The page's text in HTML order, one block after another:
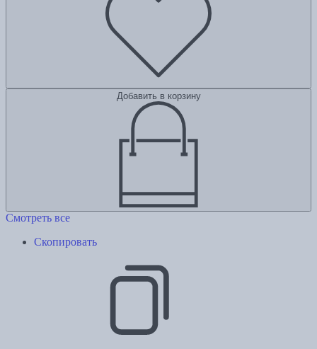
Добавить в корзину
Смотреть все
Скопировать